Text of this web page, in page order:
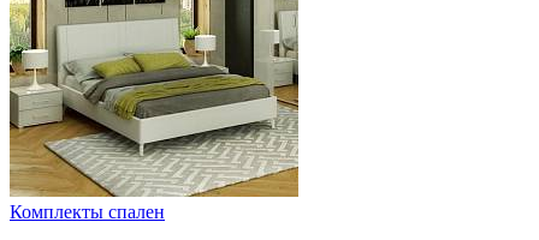
Комплекты спален